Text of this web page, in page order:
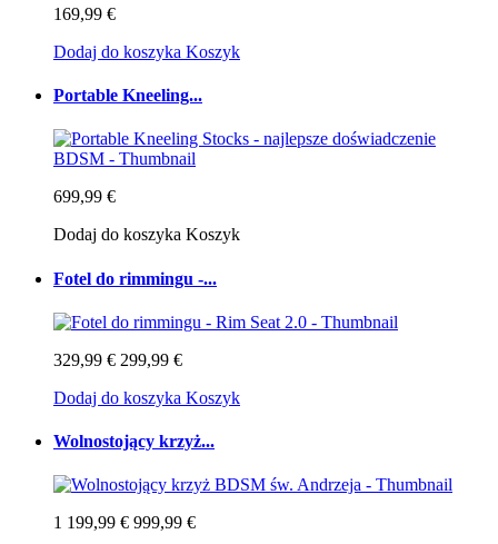
169,99 €
Dodaj do koszyka Koszyk
Portable Kneeling...
699,99 €
Dodaj do koszyka Koszyk
Fotel do rimmingu -...
329,99 € 299,99 €
Dodaj do koszyka Koszyk
Wolnostojący krzyż...
1 199,99 € 999,99 €